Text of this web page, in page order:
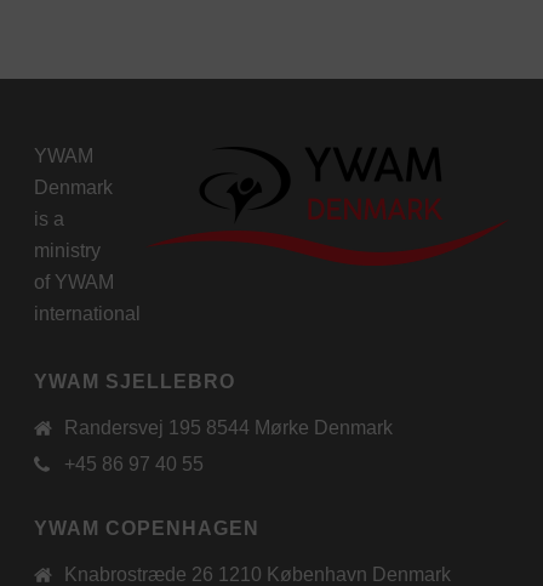
YWAM
Denmark
is a
ministry
of YWAM
international
YWAM SJELLEBRO
Randersvej 195 8544 Mørke Denmark
+45 86 97 40 55
YWAM COPENHAGEN
Knabrostræde 26 1210 København Denmark